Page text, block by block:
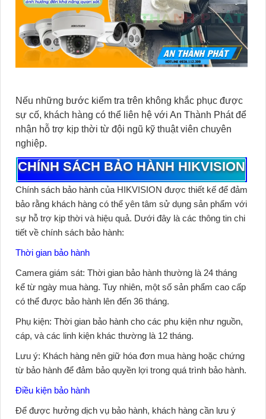
Nếu những bước kiểm tra trên không khắc phục được
sự cố, khách hàng có thể liên hệ với An Thành Phát để
nhận hỗ trợ kịp thời từ đội ngũ kỹ thuật viên chuyên
nghiệp.
CHÍNH SÁCH BẢO HÀNH HIKVISION
Chính sách bảo hành của HIKVISION được thiết kế để đảm
bảo rằng khách hàng có thể yên tâm sử dụng sản phẩm với
sự hỗ trợ kịp thời và hiệu quả. Dưới đây là các thông tin chi
tiết về chính sách bảo hành:
Thời gian bảo hành
Camera giám sát: Thời gian bảo hành thường là 24 tháng
kể từ ngày mua hàng. Tuy nhiên, một số sản phẩm cao cấp
có thể được bảo hành lên đến 36 tháng.
Phụ kiện: Thời gian bảo hành cho các phụ kiện như nguồn,
cáp, và các linh kiện khác thường là 12 tháng.
Lưu ý: Khách hàng nên giữ hóa đơn mua hàng hoặc chứng
từ bảo hành để đảm bảo quyền lợi trong quá trình bảo hành.
Điều kiện bảo hành
Để được hưởng dịch vụ bảo hành, khách hàng cần lưu ý